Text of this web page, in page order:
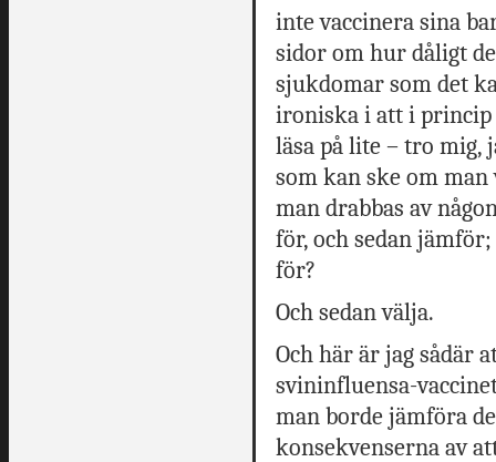
inte vaccinera sina
sidor om hur dåligt
sjukdomar som det
ironiska i att i princip
läsa på lite – tro mig,
som kan ske om man
man drabbas av
för, och sedan
för?
Och sedan välja.
Och här är jag sådär
svininfluensa-
man borde jämföra
konsekvenserna av